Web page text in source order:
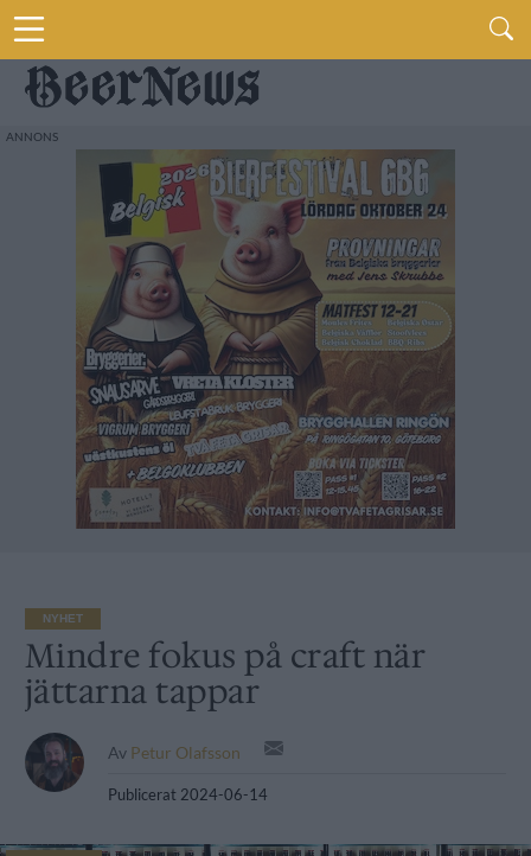
NYHET
Mindre fokus på craft när
jättarna tappar
Av Petur Olafsson
Publicerat 2024-06-14